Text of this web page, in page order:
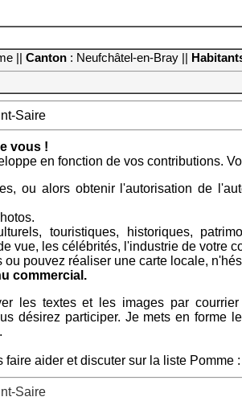
|| Canton : Neufchâtel-en-Bray ||
Saire
vous !
en fonction de vos contributions.
ou alors obtenir l'autorisation de
touristiques, historiques,
vue, les célébrités, l'industrie de votre
ou pouvez réaliser une carte locale,
commercial.
les textes et les images par
désirez participer. Je mets en
aider et discuter sur la liste Pomme :
Saire